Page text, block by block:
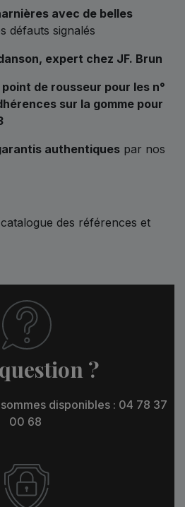
avec de belles
défauts signalés
expert chez JF. Brun
de rousseur pour les n°
sur la gomme pour
authentiques par nos
des références et
?
disponibles : 04 78 37
00 68